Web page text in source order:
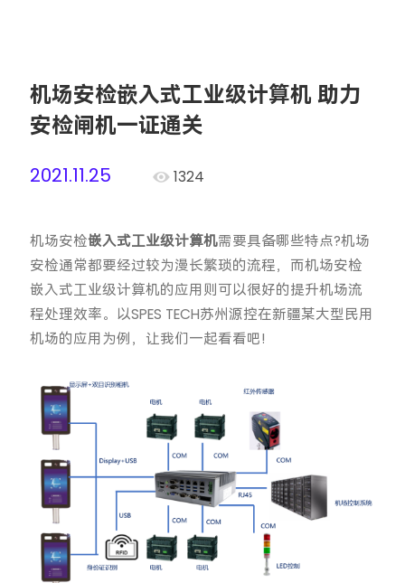
机场安检嵌入式工业级计算机 助力
安检闸机一证通关
2021.11.25
1324
机场安检嵌入式工业级计算机需要具备哪些特点?机场
安检通常都要经过较为漫长繁琐的流程，而机场安检
嵌入式工业级计算机的应用则可以很好的提升机场流
程处理效率。以SPES TECH苏州源控在新疆某大型民用
机场的应用为例，让我们一起看看吧!